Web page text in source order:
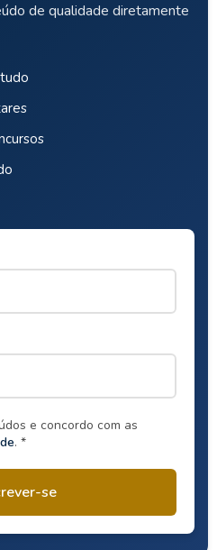
de qualidade diretamente
e concordo com as
. *
se